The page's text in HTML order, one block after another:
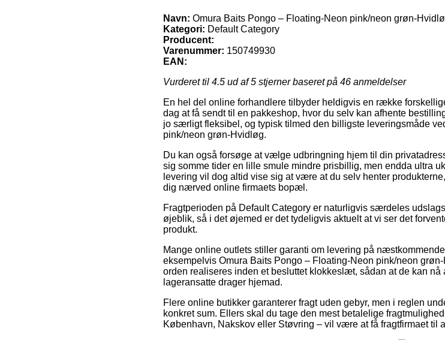
Navn: Omura Baits Pongo – Floating-Neon pink/neon grøn-
Kategori: Default Category
Producent:
Varenummer: 150749930
EAN:
Vurderet til 4.5 ud af 5 stjerner baseret på 46 anmeldelser
En hel del online forhandlere tilbyder heldigvis en række
dag at få sendt til en pakkeshop, hvor du selv kan afhente
jo særligt fleksibel, og typisk tilmed den billigste leveringsmåde
pink/neon grøn-Hvidløg.
Du kan også forsøge at vælge udbringning hjem til din
sig somme tider en lille smule mindre prisbillig, men endda ultra
levering vil dog altid vise sig at være at du selv henter
dig nærved online firmaets bopæl.
Fragtperioden på Default Category er naturligvis særdeles
øjeblik, så i det øjemed er det tydeligvis aktuelt at vi ser det
produkt.
Mange online outlets stiller garanti om levering på
eksempelvis Omura Baits Pongo – Floating-Neon pink/neon
orden realiseres inden et besluttet klokkeslæt, sådan at de kan nå
lageransatte drager hjemad.
Flere online butikker garanterer fragt uden gebyr, men i reglen
konkret sum. Ellers skal du tage den mest betalelige
København, Nakskov eller Støvring – vil være at få fragtfirmaet til